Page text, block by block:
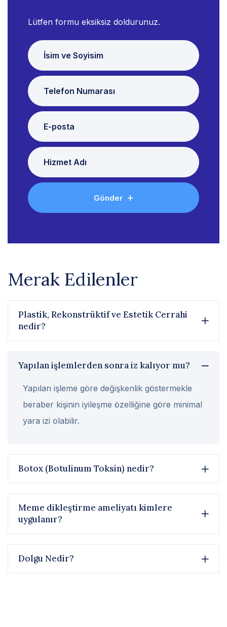
Lütfen formu eksiksiz doldurunuz.
Gönder
Merak Edilenler
Plastik, Rekonstrüktif ve Estetik Cerrahi
nedir?
Yapılan işlemlerden sonra iz kalıyor mu?
Yapılan işleme göre değişkenlik göstermekle
beraber kişinin iyileşme özelliğine göre minimal
yara izi olabilir.
Botox (Botulinum Toksin) nedir?
Meme dikleştirme ameliyatı kimlere
uygulanır?
Dolgu Nedir?